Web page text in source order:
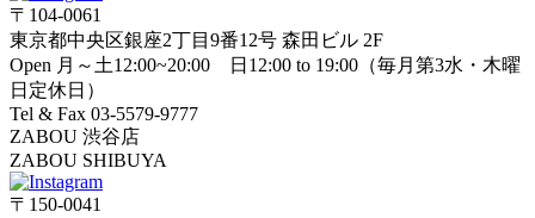
〒104-0061
東京都中央区銀座2丁目9番12号 森田ビル 2F
Open 月～土12:00~20:00 日12:00 to 19:00（毎月第3水・木曜
日定休日）
Tel & Fax 03-5579-9777
ZABOU 渋谷店
ZABOU SHIBUYA
〒150-0041